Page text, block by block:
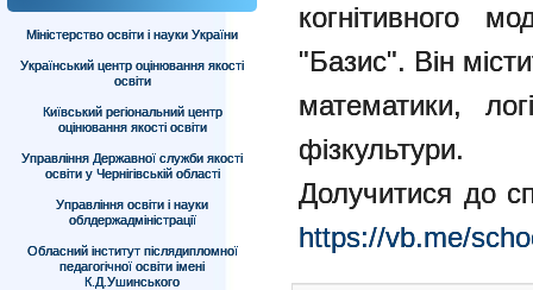
Міністерство освіти і науки України
Український центр оцінювання якості
освіти
Київський регіональний центр
оцінювання якості освіти
Управління Державної служби якості
освіти у Чернігівській області
Управління освіти і науки
облдержадміністрації
Обласний інститут післядипломної
педагогічної освіти імені
К.Д.Ушинського
когнітивного
"Базис". Він
математики,
фізкультури.
Долучитися до
https://vb.me/